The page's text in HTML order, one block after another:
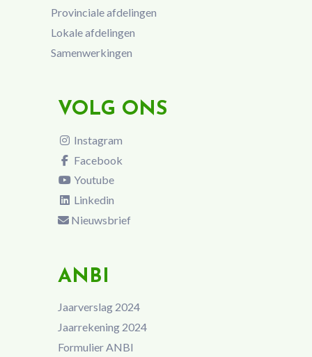
Provinciale afdelingen
Lokale afdelingen
Samenwerkingen
VOLG ONS
Instagram
Facebook
Youtube
Linkedin
Nieuwsbrief
ANBI
Jaarverslag 2024
Jaarrekening 2024
Formulier ANBI